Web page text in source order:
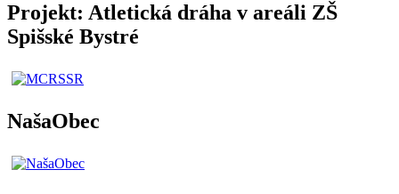
Projekt: Atletická dráha v areáli ZŠ
Spišské Bystré
NašaObec